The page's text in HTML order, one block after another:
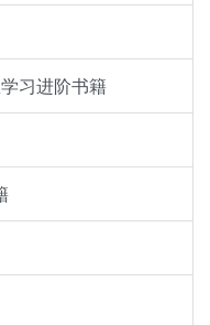
习进阶书籍